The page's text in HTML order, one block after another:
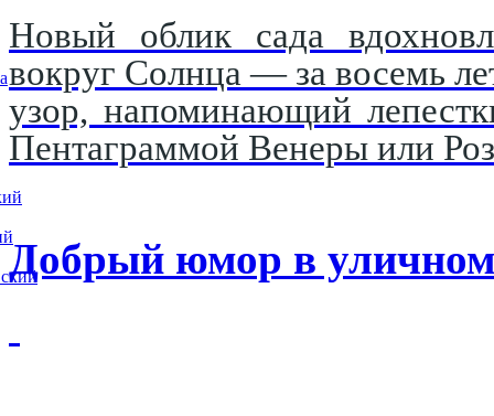
Новый облик сада
вокруг Солнца — за восемь
узор, напоминающий
Пентаграммой Венеры или
Добрый юмор в уличном